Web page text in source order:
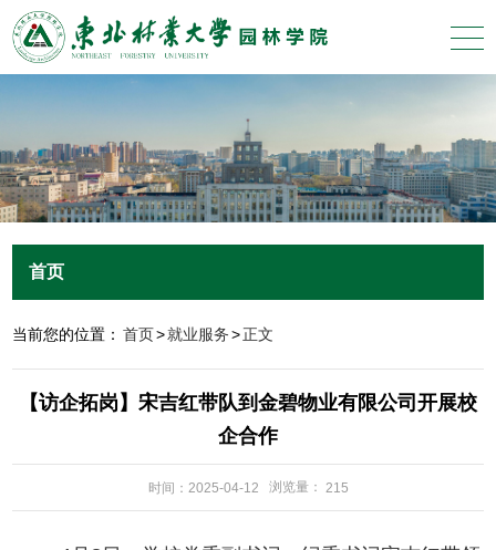
首页
当前您的位置： 首页>就业服务 >正文
【访企拓岗】宋吉红带队到金碧物业有限公司开展校
企合作
时间：2025-04-12 浏览量： 215